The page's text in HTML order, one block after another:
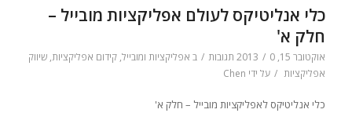
כלי אנליטיקס לעולם אפליקציות מובייל –
חלק א'
אוקטובר 15, 2013 / 0 תגובות / ב אפליקציות ומובייל, קידום אפליקציות, שיווק
אפליקציות / על ידי Chen
כלי אנליטיקס לאפליקציות מובייל – חלק א'